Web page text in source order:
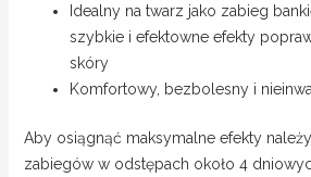
Idealny na twarz jako zabieg
szybkie i efektowne efekty
skóry
Komfortowy, bezbolesny i
Aby osiągnąć maksymalne efekty
zabiegów w odstępach około 4